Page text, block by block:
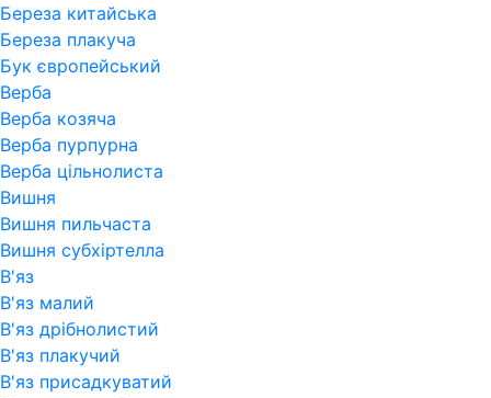
Береза китайська
Береза плакуча
Бук європейський
Верба
Верба козяча
Верба пурпурна
Верба цільнолиста
Вишня
Вишня пильчаста
Вишня субхіртелла
В'яз
В'яз малий
В'яз дрібнолистий
В'яз плакучий
В'яз присадкуватий